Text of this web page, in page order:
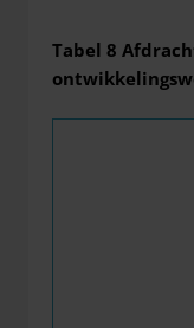
Tabel 8